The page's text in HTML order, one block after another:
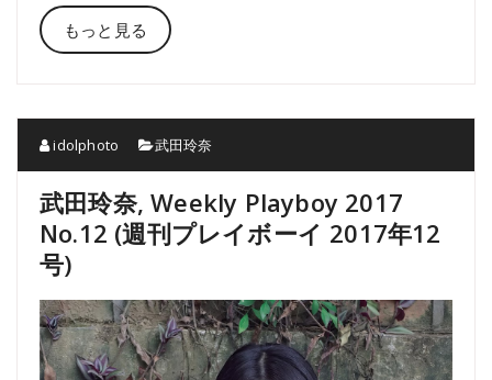
もっと見る
idolphoto 武田玲奈
武田玲奈, Weekly Playboy 2017
No.12 (週刊プレイボーイ 2017年12
号)